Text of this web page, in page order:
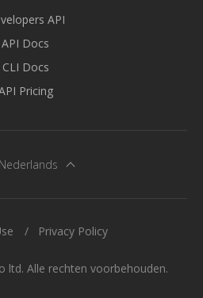
API
API Docs
CLI Docs
Pricing
Nederlands
ltd. Alle rechten voorbehouden.
Privacy Policy